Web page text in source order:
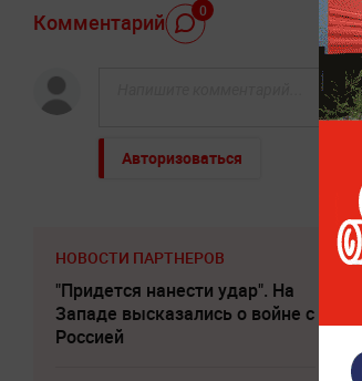
Комментарий 0
Авторизоваться
НОВОСТИ ПАРТНЕРОВ
"Придется нанести удар". На
Западе высказались о войне с
Россией